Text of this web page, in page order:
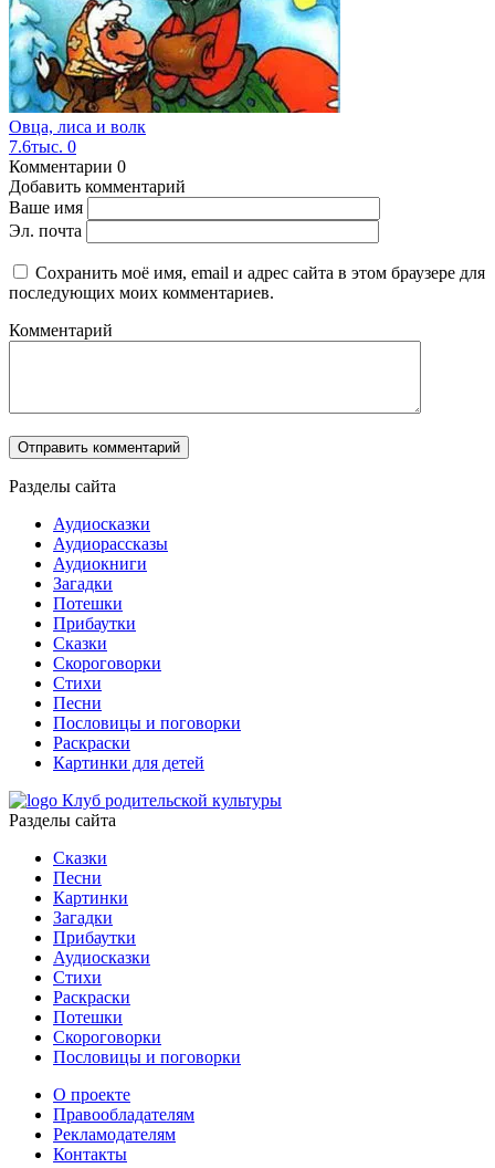
Овца, лиса и волк
7.6тыс. 0
Комментарии 0
Добавить комментарий
Ваше имя
Эл. почта
Сохранить моё имя, email и адрес сайта в этом браузере для
последующих моих комментариев.
Комментарий
Разделы сайта
Аудиосказки
Аудиорассказы
Аудиокниги
Загадки
Потешки
Прибаутки
Сказки
Скороговорки
Стихи
Песни
Пословицы и поговорки
Раскраски
Картинки для детей
Клуб родительской культуры
Разделы сайта
Сказки
Песни
Картинки
Загадки
Прибаутки
Аудиосказки
Стихи
Раскраски
Потешки
Скороговорки
Пословицы и поговорки
О проекте
Правообладателям
Рекламодателям
Контакты